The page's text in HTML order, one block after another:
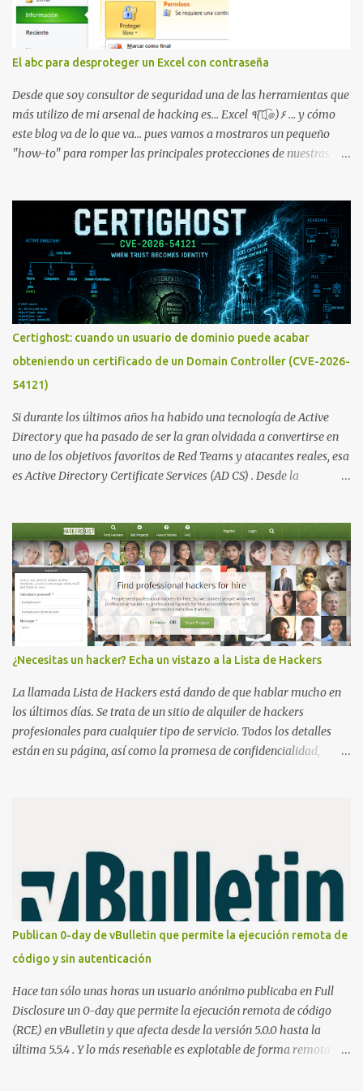
dirección Bluetooth del smartphone *#*#232338#*#* : Muestra
la dirección MAC del la tarjeta WiFi del dispositivo *#*#2663#*#*
: Visualiza la versión de la pantalla táctil del smartphone
*#*#3264#*#* : Muestra que versión de memoria RAM está
disponible en el smartphone o la tablet *#*#34971539#*#* :
Visualiza la información detallada d...
El abc para desproteger un Excel con contraseña
Desde que soy consultor de seguridad una de las herramientas que
más utilizo de mi arsenal de hacking es... Excel ٩(͡๏̯͡๏)۶ ... y cómo
este blog va de lo que va... pues vamos a mostraros un pequeño
"how-to" para romper las principales protecciones de nuestras
Certighost: cuando un usuario de dominio puede acabar
obteniendo un certificado de un Domain Controller (CVE-2026-
54121)
Si durante los últimos años ha habido una tecnología de Active
Directory que ha pasado de ser la gran olvidada a convertirse en
uno de los objetivos favoritos de Red Teams y atacantes reales, esa
es Active Directory Certificate Services (AD CS) . Desde la
Kerberoasting o un abuso de delegaciones. Ahora llega una nueva
vulnerabilidad bautizada como Certighost (CVE-2026-54121) , una
elevación de privilegios que afecta a Microsoft Active Directory
Certificate Services y que, según Microsoft, permite que un usuario
autenticado eleve privilegios a través de la red debido a un
problema de autorización. La vulnerabilidad ha recibido una
puntuación CVSS 8.8 y ya dispone de un Proof of Concept público.
Lo interesante de Certighost no es únicamente la vulnerabilidad,
sino el objetivo final. Mientras muchos ataques contra AD CS
buscan obtener un certificado válido para ...
¿Necesitas un hacker? Echa un vistazo a la Lista de Hackers
La llamada Lista de Hackers está dando de que hablar mucho en
los últimos días. Se trata de un sitio de alquiler de hackers
profesionales para cualquier tipo de servicio. Todos los detalles
están en su página, así como la promesa de confidencialidad,
"uso legal y ético", y sin embargo existen propuestas de dudosa
ética como para entrar en cuentas de Gmail o WhatsApp,
comprometer bases de datos o cambiar notas de cursos. La Lista
de Hackers, que atrajo la atención mundial después de un informe
publicado en The New York Times, trabaja al estilo "llave en
mano". El cliente presenta la propuesta, recibe ofertas para prestar
el servicio y la garantía de los promotores del sitio de que el
demandado cumple con ...
Publican 0-day de vBulletin que permite la ejecución remota de
código y sin autenticación
Hace tan sólo unas horas un usuario anónimo publicaba en Full
Disclosure un 0-day que permite la ejecución remota de código
(RCE) en vBulletin y que afecta desde la versión 5.0.0 hasta la
última 5.5.4 . Y lo más reseñable es explotable de forma remota y